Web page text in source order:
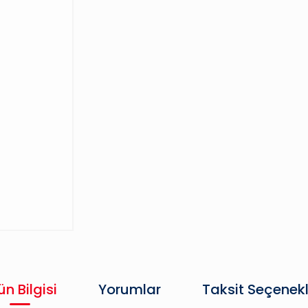
Bilgisi Yorumlar Taksit